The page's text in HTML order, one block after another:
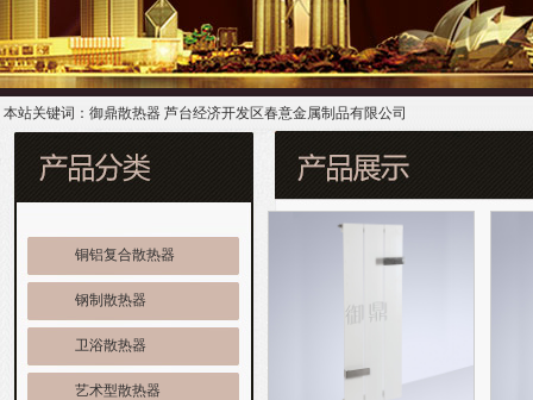
本站关键词：御鼎散热器 芦台经济开发区春意金属制品有限公司
铜铝复合散热器
钢制散热器
卫浴散热器
艺术型散热器